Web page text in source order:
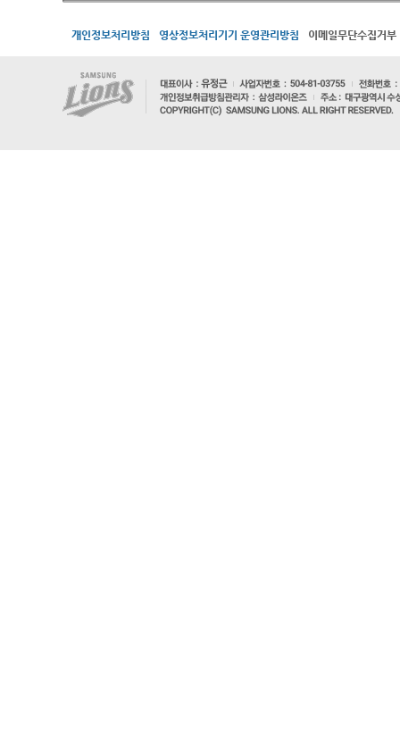
개인정보처리방침 영상정보처리기기 운영관리방침 이메일무단수집거부